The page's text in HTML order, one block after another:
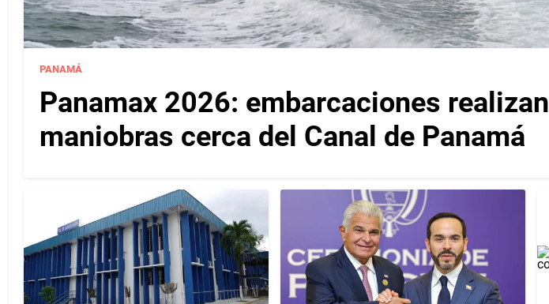
PANAMÁ
Panamax 2026: embarcaciones realizan
maniobras cerca del Canal de Panamá